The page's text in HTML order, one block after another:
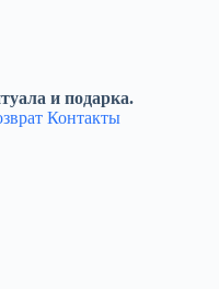
и подарка.
Контакты